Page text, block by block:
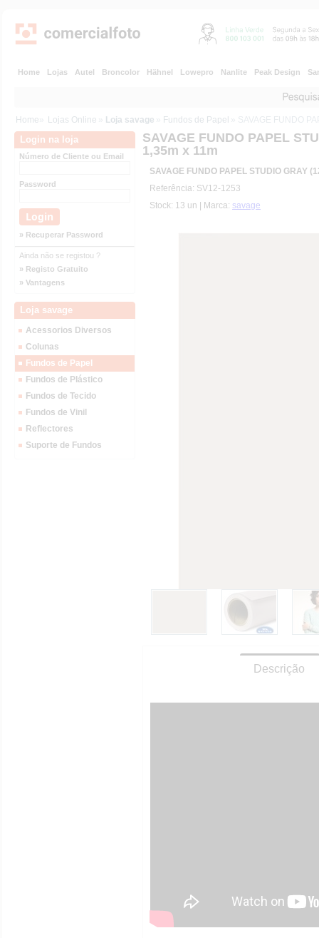
Home Lojas Autel Broncolor Hähnel Lowepro Nanlite Peak Design
Home » Lojas Online » Loja savage » Fundos de Papel » SAVAGE FUNDO
Login na loja
Número de Cliente ou Email
Password
» Recuperar Password
Ainda não se registou ?
» Registo Gratuito
» Vantagens
Loja savage
Acessorios Diversos
Colunas
Fundos de Papel
Fundos de Plástico
Fundos de Tecido
Fundos de Vinil
Reflectores
Suporte de Fundos
SAVAGE FUNDO PAPEL
1,35m x 11m
SAVAGE FUNDO PAPEL STUDIO GRAY
Referência: SV12-1253
Stock: 13 un | Marca: savage
Descrição